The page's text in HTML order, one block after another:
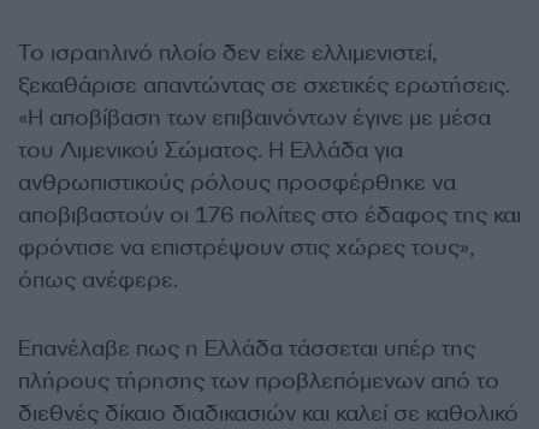
Το ισραηλινό πλοίο δεν είχε ελλιμενιστεί,
ξεκαθάρισε απαντώντας σε σχετικές ερωτήσεις.
«Η αποβίβαση των επιβαινόντων έγινε με μέσα
του Λιμενικού Σώματος. Η Ελλάδα για
ανθρωπιστικούς ρόλους προσφέρθηκε να
αποβιβαστούν οι 176 πολίτες στο έδαφος της και
φρόντισε να επιστρέψουν στις χώρες τους»,
όπως ανέφερε.
Επανέλαβε πως η Ελλάδα τάσσεται υπέρ της
πλήρους τήρησης των προβλεπόμενων από το
διεθνές δίκαιο διαδικασιών και καλεί σε καθολικό